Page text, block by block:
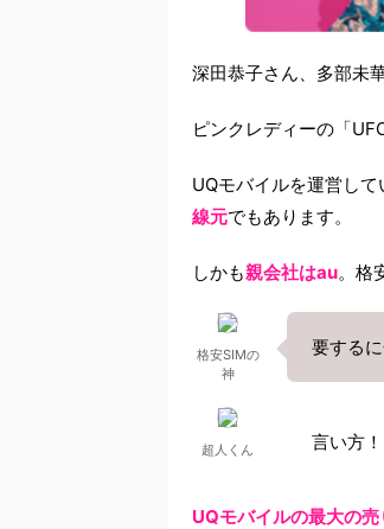
深田恭子さん、多部未
ピンクレディーの「
UQモバイルを運営して
線元でもあります。
しかも親会社はau。格
格安SIMの
神
要する
超人くん 言い方！
UQモバイルの最大の